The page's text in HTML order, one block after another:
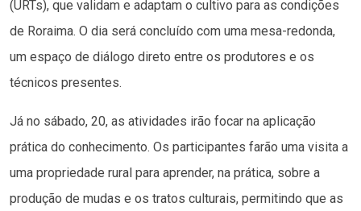
(URTs), que validam e adaptam o cultivo para as condições
de Roraima. O dia será concluído com uma mesa-redonda,
um espaço de diálogo direto entre os produtores e os
técnicos presentes.
Já no sábado, 20, as atividades irão focar na aplicação
prática do conhecimento. Os participantes farão uma visita a
uma propriedade rural para aprender, na prática, sobre a
produção de mudas e os tratos culturais, permitindo que as